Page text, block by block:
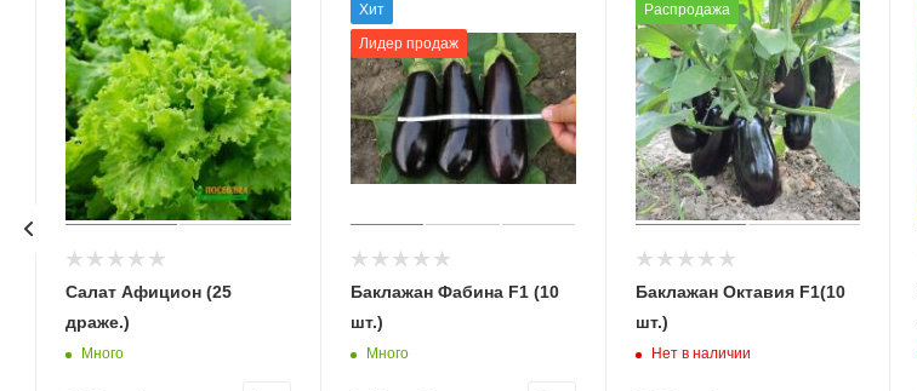
Салат Афицион (25
драже.)
Много
Хит
Лидер продаж
Баклажан Фабина F1 (10
шт.)
Много
Распродажа
Баклажан Октавия F1(10
шт.)
Нет в наличии